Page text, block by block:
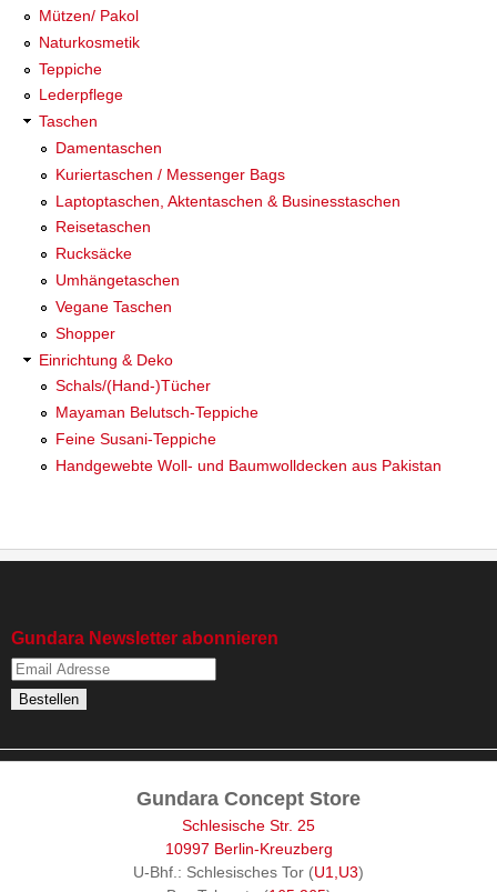
Mützen/ Pakol
Naturkosmetik
Teppiche
Lederpflege
Taschen
Damentaschen
Kuriertaschen / Messenger Bags
Laptoptaschen, Aktentaschen & Businesstaschen
Reisetaschen
Rucksäcke
Umhängetaschen
Vegane Taschen
Shopper
Einrichtung & Deko
Schals/(Hand-)Tücher
Mayaman Belutsch-Teppiche
Feine Susani-Teppiche
Handgewebte Woll- und Baumwolldecken aus Pakistan
Gundara Newsletter abonnieren
Gundara Concept Store
Schlesische Str. 25
10997 Berlin-Kreuzberg
U-Bhf.: Schlesisches Tor (U1,U3)